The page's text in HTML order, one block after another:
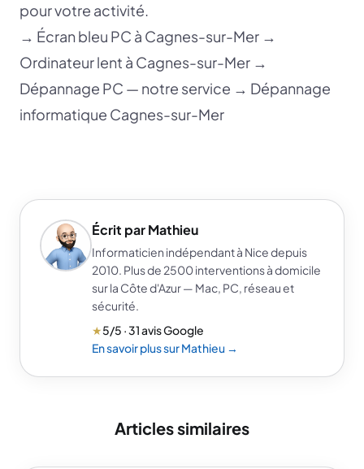
pour votre activité.
→ Écran bleu PC à Cagnes-sur-Mer →
Ordinateur lent à Cagnes-sur-Mer →
Dépannage PC — notre service → Dépannage
informatique Cagnes-sur-Mer
Écrit par Mathieu
Informaticien indépendant à Nice depuis
2010. Plus de 2500 interventions à domicile
sur la Côte d'Azur — Mac, PC, réseau et
sécurité.
★5/5 · 31 avis Google
En savoir plus sur Mathieu →
Articles similaires